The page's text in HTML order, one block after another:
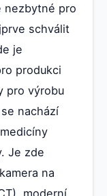
nezbytné pro
schválit
je
produkci
pro výrobu
nachází
Je zde
na
moderní